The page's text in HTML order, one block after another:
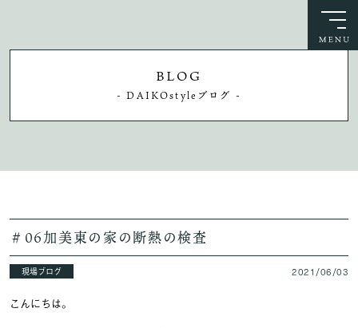
BLOG
- DAIKOstyleブログ -
＃06加美東の家の断熱の検査
現場ブログ 2021/06/03
こんにちは。